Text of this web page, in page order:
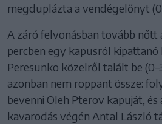
megduplázta a vendégelőnyt
A záró felvonásban tovább nőtt
percben egy kapusról
Peresunko közelről talált be
azonban nem roppant össze:
bevenni Oleh Pterov kapuját, és
kavarodás végén Antal László